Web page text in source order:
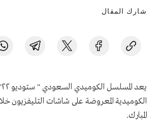
شارك المقال
يعد
الكوميدية المعروضة على شاشات التليفزيون
المبارك.